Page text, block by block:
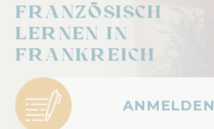
Französisch
lernen in
Frankreich
ANMELDEN